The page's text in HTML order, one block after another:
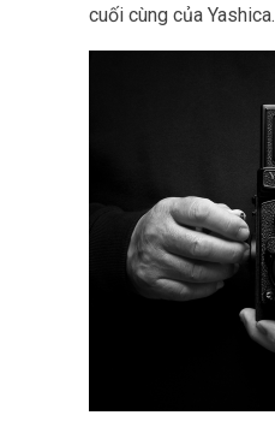
cuối cùng của Yashica.